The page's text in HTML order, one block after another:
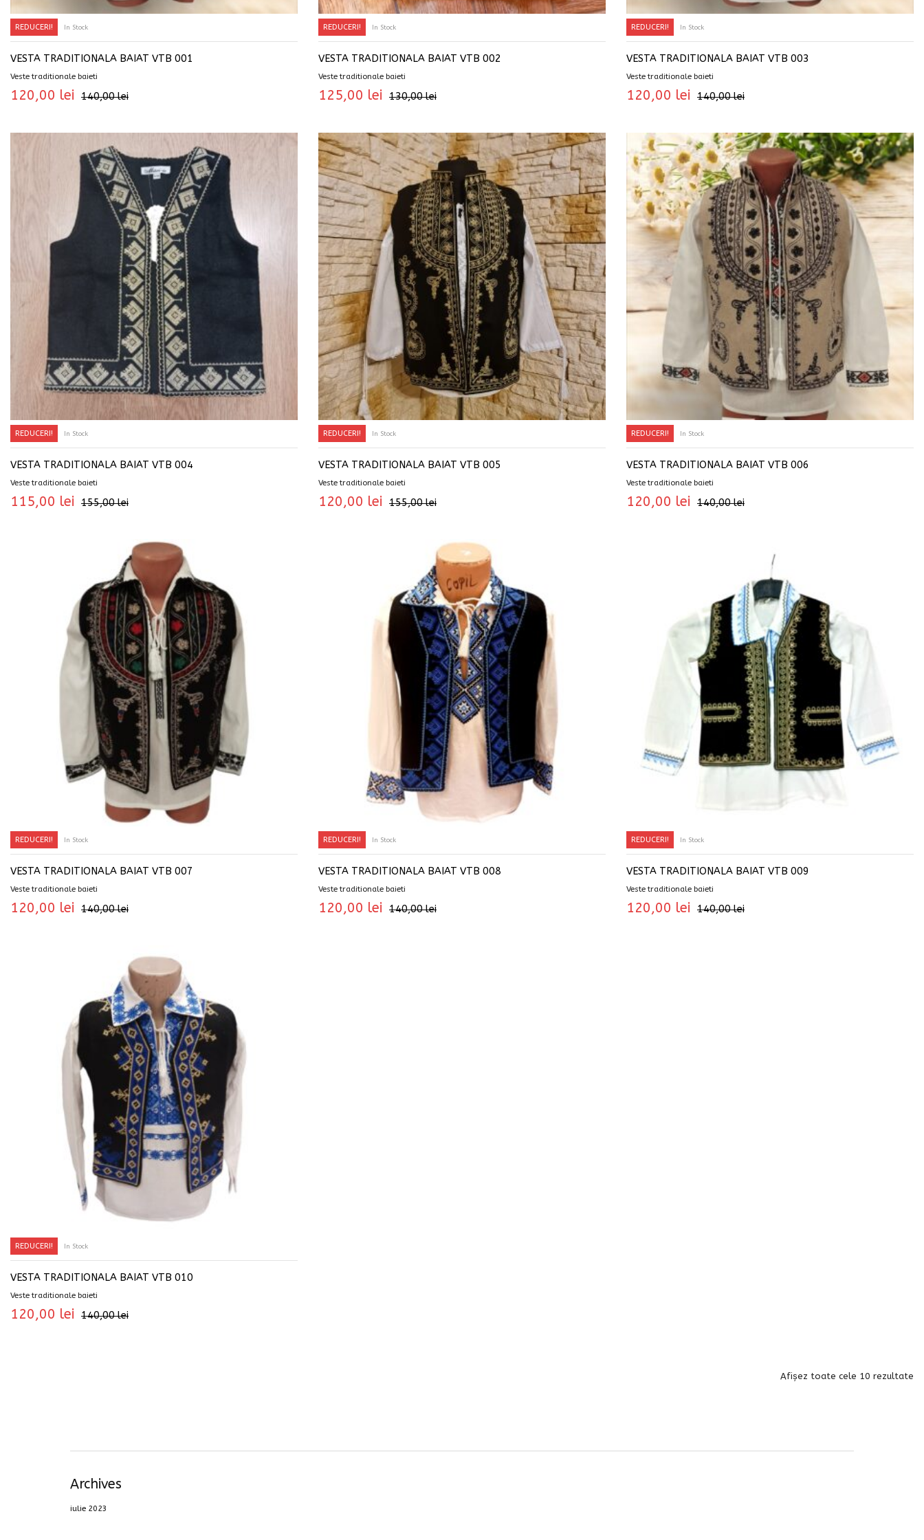
REDUCERI! In Stock
VESTA TRADITIONALA BAIAT VTB 001
Veste traditionale baieti
140,00lei
120,00 lei
REDUCERI! In Stock
VESTA TRADITIONALA BAIAT VTB 002
Veste traditionale baieti
130,00lei
125,00 lei
REDUCERI! In Stock
VESTA TRADITIONALA BAIAT VTB 003
Veste traditionale baieti
140,00lei
120,00 lei
REDUCERI! In Stock
VESTA TRADITIONALA BAIAT VTB 004
Veste traditionale baieti
155,00lei
115,00 lei
REDUCERI! In Stock
VESTA TRADITIONALA BAIAT VTB 005
Veste traditionale baieti
155,00lei
120,00 lei
REDUCERI! In Stock
VESTA TRADITIONALA BAIAT VTB 006
Veste traditionale baieti
140,00lei
120,00 lei
REDUCERI! In Stock
VESTA TRADITIONALA BAIAT VTB 007
Veste traditionale baieti
140,00lei
120,00 lei
REDUCERI! In Stock
VESTA TRADITIONALA BAIAT VTB 008
Veste traditionale baieti
140,00lei
120,00 lei
REDUCERI! In Stock
VESTA TRADITIONALA BAIAT VTB 009
Veste traditionale baieti
140,00lei
120,00 lei
REDUCERI! In Stock
VESTA TRADITIONALA BAIAT VTB 010
Veste traditionale baieti
140,00lei
120,00 lei
Afișez toate cele 10 rezultate
Archives
iulie 2023